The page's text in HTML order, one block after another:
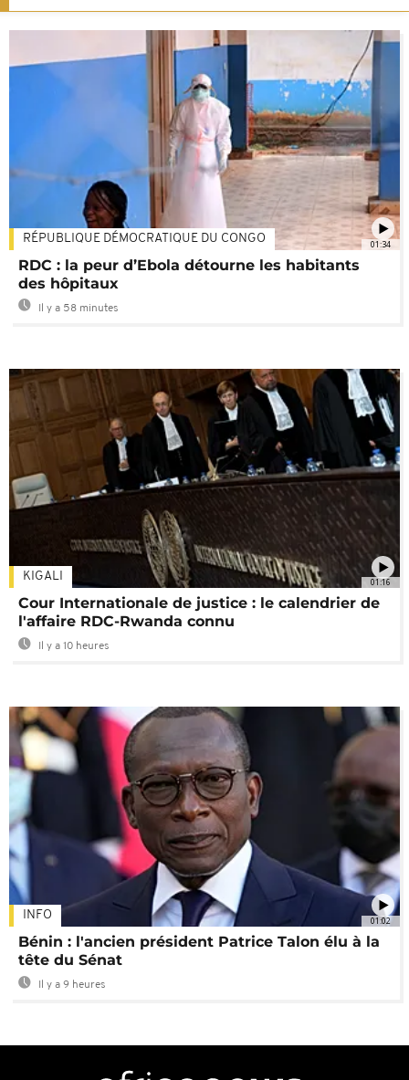
01:34
RÉPUBLIQUE DÉMOCRATIQUE DU CONGO
RDC : la peur d’Ebola détourne les habitants
des hôpitaux
Il y a 58 minutes
01:16
KIGALI
Cour Internationale de justice : le calendrier de
l'affaire RDC-Rwanda connu
Il y a 10 heures
01:02
INFO
Bénin : l'ancien président Patrice Talon élu à la
tête du Sénat
Il y a 9 heures